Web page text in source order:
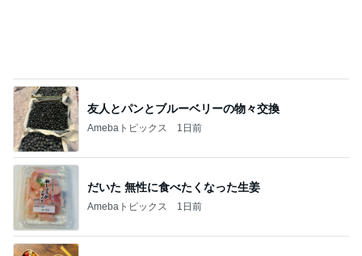
友人とパンとブルーベリーの物々交換
Amebaトピックス 1日前
だいた 無性に食べたくなった生姜
Amebaトピックス 1日前